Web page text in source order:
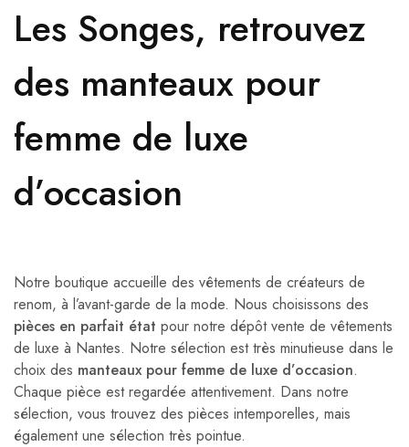
Les Songes, retrouvez
des manteaux pour
femme de luxe
d’occasion
Notre boutique accueille des vêtements de créateurs de
renom, à l’avant-garde de la mode. Nous choisissons des
pièces en parfait état pour notre dépôt vente de vêtements
de luxe à Nantes. Notre sélection est très minutieuse dans le
choix des manteaux pour femme de luxe d’occasion.
Chaque pièce est regardée attentivement. Dans notre
sélection, vous trouvez des pièces intemporelles, mais
également une sélection très pointue.